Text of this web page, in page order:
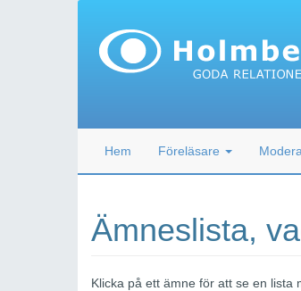
Hem Föreläsare
Ämneslista,
Klicka på ett ämne för att se en lista